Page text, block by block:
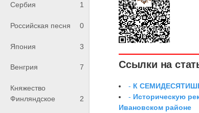
Сербия 1
Российская песня 0
Япония 3
Венгрия 7
Княжество
Финляндское
2
Ссылки на
- К
- Историческую
Ивановском районе